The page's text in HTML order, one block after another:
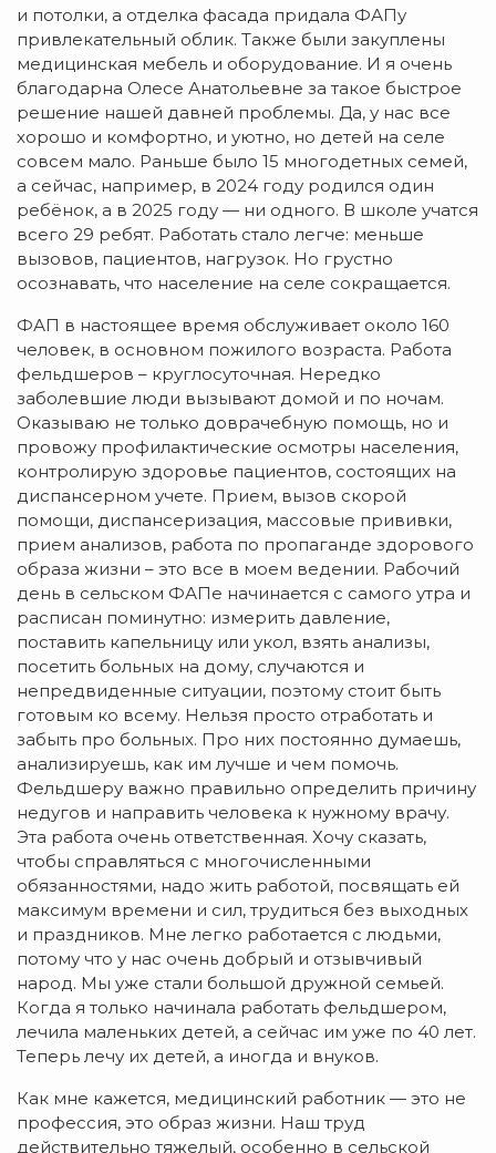
и потолки, а отделка фасада придала ФАПу
привлекательный облик. Также были закуплены
медицинская мебель и оборудование. И я очень
благодарна Олесе Анатольевне за такое быстрое
решение нашей давней проблемы. Да, у нас все
хорошо и комфортно, и уютно, но детей на селе
совсем мало. Раньше было 15 многодетных семей,
а сейчас, например, в 2024 году родился один
ребёнок, а в 2025 году — ни одного. В школе учатся
всего 29 ребят. Работать стало легче: меньше
вызовов, пациентов, нагрузок. Но грустно
осознавать, что население на селе сокращается.
ФАП в настоящее время обслуживает около 160
человек, в основном пожилого возраста. Работа
фельдшеров – круглосуточная. Нередко
заболевшие люди вызывают домой и по ночам.
Оказываю не только доврачебную помощь, но и
провожу профилактические осмотры населения,
контролирую здоровье пациентов, состоящих на
диспансерном учете. Прием, вызов скорой
помощи, диспансеризация, массовые прививки,
прием анализов, работа по пропаганде здорового
образа жизни – это все в моем ведении. Рабочий
день в сельском ФАПе начинается с самого утра и
расписан поминутно: измерить давление,
поставить капельницу или укол, взять анализы,
посетить больных на дому, случаются и
непредвиденные ситуации, поэтому стоит быть
готовым ко всему. Нельзя просто отработать и
забыть про больных. Про них постоянно думаешь,
анализируешь, как им лучше и чем помочь.
Фельдшеру важно правильно определить причину
недугов и направить человека к нужному врачу.
Эта работа очень ответственная. Хочу сказать,
чтобы справляться с многочисленными
обязанностями, надо жить работой, посвящать ей
максимум времени и сил, трудиться без выходных
и праздников. Мне легко работается с людьми,
потому что у нас очень добрый и отзывчивый
народ. Мы уже стали большой дружной семьей.
Когда я только начинала работать фельдшером,
лечила маленьких детей, а сейчас им уже по 40 лет.
Теперь лечу их детей, а иногда и внуков.
Как мне кажется, медицинский работник — это не
профессия, это образ жизни. Наш труд
действительно тяжелый, особенно в сельской